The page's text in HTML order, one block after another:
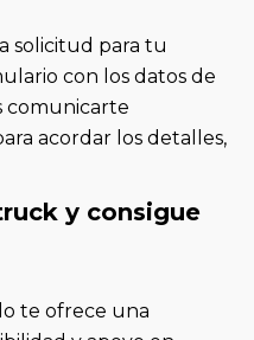
solicitud para tu
con los datos de
comunicarte
acordar los detalles,
y consigue
te ofrece una